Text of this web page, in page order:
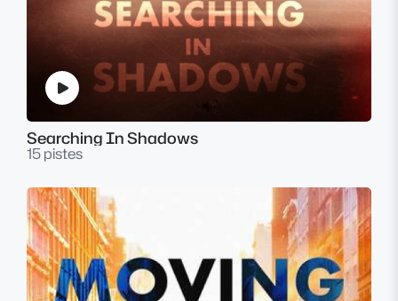
Searching In Shadows
15 pistes